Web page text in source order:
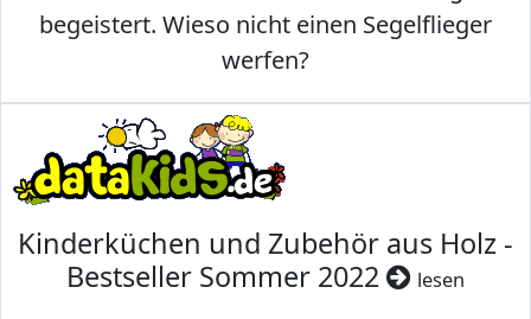
begeistert. Wieso nicht einen Segelflieger
werfen?
Kinderküchen und Zubehör aus Holz -
Bestseller Sommer 2022
lesen